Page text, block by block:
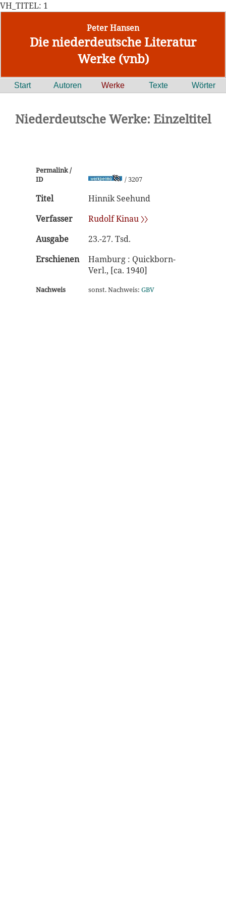
VH_TITEL: 1
Peter Hansen
Die niederdeutsche Literatur
Werke (vnb)
Start Autoren Werke Texte Wörter
Niederdeutsche Werke: Einzeltitel
Permalink /
ID
/ 3207
Titel
Hinnik Seehund
Verfasser
Rudolf Kinau 〉〉
Ausgabe
23.-27. Tsd.
Erschienen
Hamburg : Quickborn-
Verl., [ca. 1940]
Nachweis sonst. Nachweis: GBV